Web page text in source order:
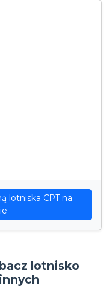
lotnisko